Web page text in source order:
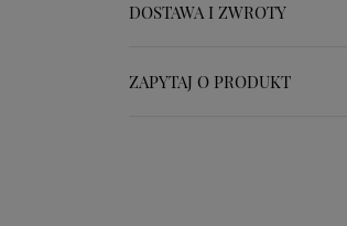
DOSTAWA I ZWROTY
ZAPYTAJ O PRODUKT